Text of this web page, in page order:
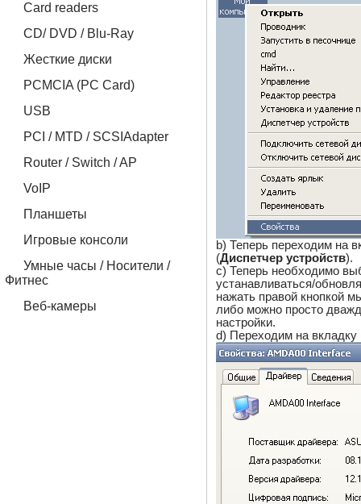
Card readers
CD/ DVD / Blu-Ray
Жесткие диски
PCMCIA (PC Card)
USB
PCI / MTD / SCSIAdapter
Router / Switch / AP
VoIP
Планшеты
Игровые консоли
Умные часы / Носители /
Фитнес
Веб-камеры
b) Теперь переходим на
(Диспетчер устройств).
c) Теперь необходимо
устанавливаться/
нажать правой кнопкой
либо можно просто
настройки.
d) Переходим на вкладку